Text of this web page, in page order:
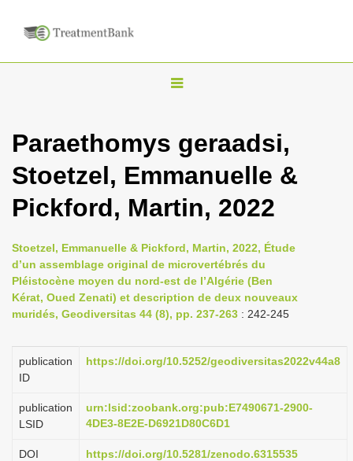
T
g
l
n
v
i
g
a
t
i
n
Paraethomys geraadsi,
Stoetzel, Emmanuelle &
Pickford, Martin, 2022
Stoetzel, Emmanuelle & Pickford, Martin, 2022, Étude
d’un assemblage original de microvertébrés du
Pléistocène moyen du nord-est de l’Algérie (Ben
Kérat, Oued Zenati) et description de deux nouveaux
muridés, Geodiversitas 44 (8), pp. 237-263 : 242-245
publication
ID
https://doi.org/10.5252/geodiversitas2022v44a8
publication
LSID
urn:lsid:zoobank.org:pub:E7490671-2900-
4DE3-8E2E-D6921D80C6D1
DOI https://doi.org/10.5281/zenodo.6315535